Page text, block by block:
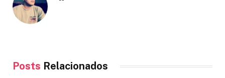
Posts Relacionados